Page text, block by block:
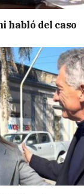
habló del caso